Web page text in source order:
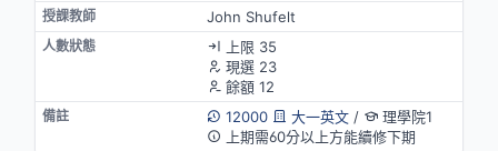
John Shufelt
上限 35
現選 23
餘額 12
12000
大一英文/
理學院1
上期需60分以上方能續修下期